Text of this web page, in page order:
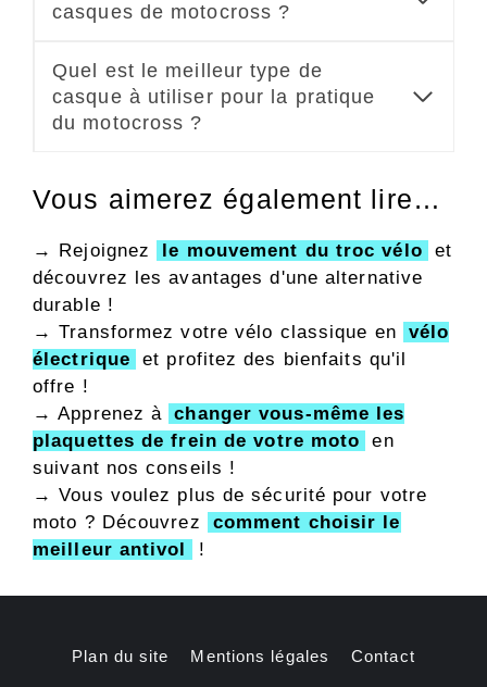
casques de motocross ?
Quel est le meilleur type de
casque à utiliser pour la pratique
du motocross ?
Vous aimerez également lire…
→ Rejoignez le mouvement du troc vélo
et
découvrez les avantages d'une alternative
durable !
→ Transformez votre vélo classique en
vélo
électrique
et profitez des bienfaits qu'il
offre !
→ Apprenez à changer vous-même les
plaquettes de frein de votre moto
en
suivant nos conseils !
→ Vous voulez plus de sécurité pour votre
moto ? Découvrez
comment choisir le
meilleur antivol
!
Plan du site Mentions légales Contact